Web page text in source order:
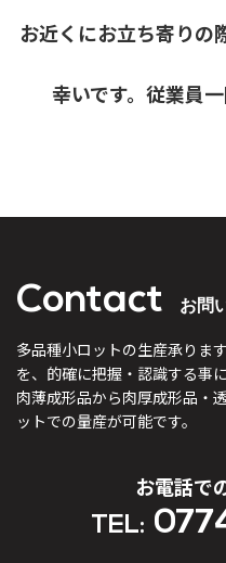
お近くにお立ち寄りの
幸いです。従業員
Contact お問
多品種小ロットの生産承ります
を、的確に把握・認識する事
肉薄成形品から肉厚成形品・
ットでの量産が可能です。
お電話で
TEL: